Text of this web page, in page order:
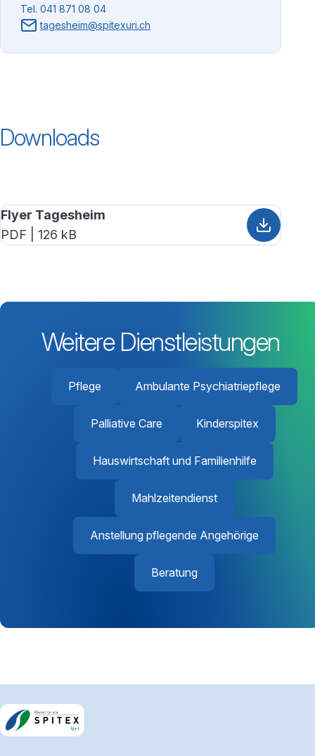
Tel. 041 871 08 04
tagesheim@spitexuri.ch
Downloads
Flyer Tagesheim
PDF | 126 kB
Weitere Dienstleistungen
Pflege Ambulante Psychiatriepflege
Palliative Care Kinderspitex
Hauswirtschaft und Familienhilfe
Mahlzeitendienst
Anstellung pflegende Angehörige
Beratung
Footerbereich